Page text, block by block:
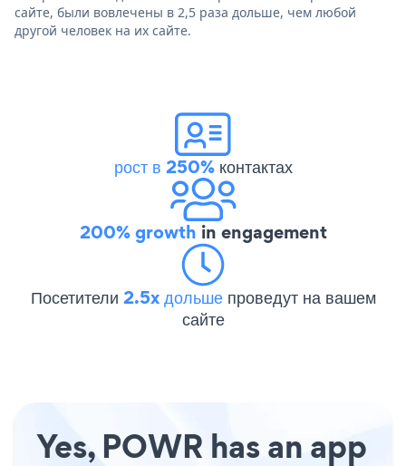
сайте, были вовлечены в 2,5 раза дольше, чем любой
другой человек на их сайте.
рост в 250%контактах
200% growth in engagement
Посетители 2.5x дольше проведут на вашем
сайте
Yes, POWR has an app